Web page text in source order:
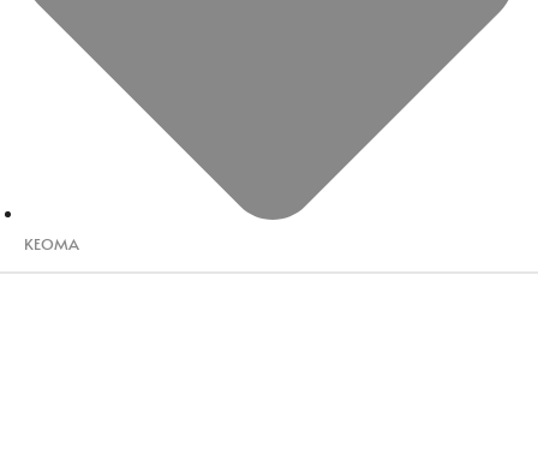
KEOMA